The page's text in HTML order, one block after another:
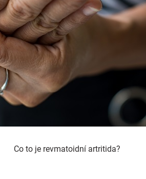
Co to je revmatoidní artritida?